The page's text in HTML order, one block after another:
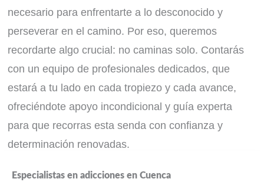
necesario para enfrentarte a lo desconocido y
perseverar en el camino. Por eso, queremos
recordarte algo crucial: no caminas solo. Contarás
con un equipo de profesionales dedicados, que
estará a tu lado en cada tropiezo y cada avance,
ofreciéndote apoyo incondicional y guía experta
para que recorras esta senda con confianza y
determinación renovadas.
¡estamos para ayudarte! ¡contáctanos hoy!
Especialistas en adicciones en Cuenca